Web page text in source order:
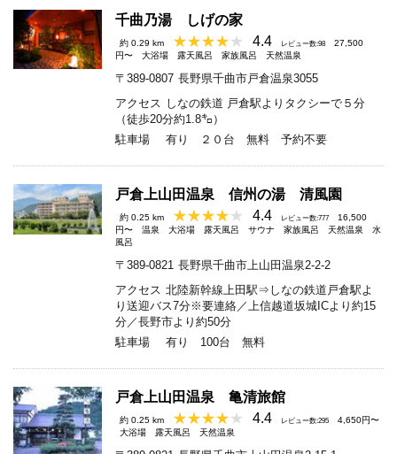
千曲乃湯 しげの家
約 0.29 km 4.4 レビュー数:98
27,500
円〜
大浴場 露天風呂 家族風呂 天然温泉
〒389-0807 長野県千曲市戸倉温泉3055
アクセス しなの鉄道 戸倉駅よりタクシーで５分
（徒歩20分約1.8㌔）
駐車場
有り ２０台 無料 予約不要
戸倉上山田温泉 信州の湯 清風園
約 0.25 km 4.4 レビュー数:777
16,500
円〜
温泉 大浴場 露天風呂 サウナ 家族風呂 天然温泉
水
風呂
〒389-0821 長野県千曲市上山田温泉2-2-2
アクセス 北陸新幹線上田駅⇒しなの鉄道戸倉駅よ
り送迎バス7分※要連絡／上信越道坂城ICより約15
分／長野市より約50分
駐車場
有り 100台 無料
戸倉上山田温泉 亀清旅館
約 0.25 km 4.4 レビュー数:295
4,650円〜
大浴場
露天風呂 天然温泉